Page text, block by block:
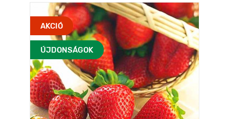
AKCIÓ
ÚJDONSÁGOK